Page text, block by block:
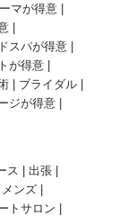
マが得意
スパが得意
が得意
ブライダル
ジが得意
ス
出張
メンズ
トサロン